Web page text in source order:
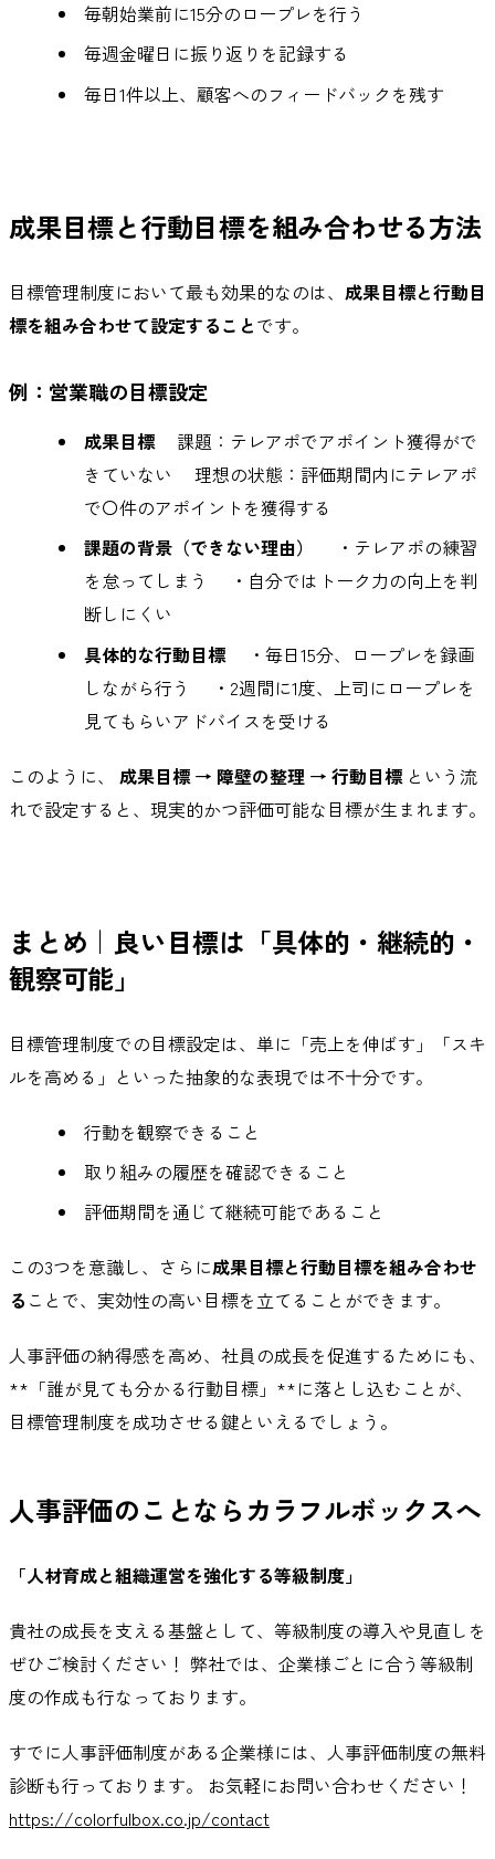
毎朝始業前に15分のロープレを行う
毎週金曜日に振り返りを記録する
毎日1件以上、顧客へのフィードバックを残す
成果目標と行動目標を組み合わせる方法
目標管理制度において最も効果的なのは、 成果目標と行動目
標を組み合わせて設定することです。
例：営業職の目標設定
成果目標課題：テレアポでアポイント獲得がで
きていない 理想の状態：評価期間内にテレアポ
で〇件のアポイントを獲得する
課題の背景（できない理由）
・テレアポの練習
を怠ってしまう ・自分ではトーク力の向上を判
断しにくい
具体的な行動目標 ・毎日15分、ロープレを録画
しながら行う ・2週間に1度、上司にロープレを
見てもらいアドバイスを受ける
このように、 成果目標 → 障壁の整理 → 行動目標 という流
れで設定すると、現実的かつ評価可能な目標が生まれます。
まとめ｜良い目標は「具体的・継続的・
観察可能」
目標管理制度での目標設定は、単に「売上を伸ばす」「スキ
ルを高める」といった抽象的な表現では不十分です。
行動を観察できること
取り組みの履歴を確認できること
評価期間を通じて継続可能であること
この3つを意識し、さらに成果目標と行動目標を組み合わせ
る ことで、実効性の高い目標を立てることができます。
人事評価の納得感を高め、社員の成長を促進するためにも、
**「誰が見ても分かる行動目標」**に落とし込むことが、
目標管理制度を成功させる鍵といえるでしょう。
人事評価のことならカラフルボックスへ
「人材育成と組織運営を強化する等級制度」
貴社の成長を支える基盤として、等級制度の導入や見直しを
ぜひご検討ください！ 弊社では、企業様ごとに合う等級制
度の作成も行なっております。
すでに人事評価制度がある企業様には、人事評価制度の無料
診断も行っております。 お気軽にお問い合わせください！
https://colorfulbox.co.jp/contact